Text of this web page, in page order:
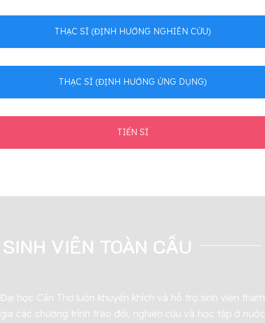
THẠC SĨ (ĐỊNH HƯỚNG NGHIÊN CỨU)
THẠC SĨ (ĐỊNH HƯỚNG ỨNG DỤNG)
TIẾN SĨ
SINH VIÊN TOÀN CẦU
Đại học Cần Thơ luôn khuyến khích và hỗ trợ sinh viên tham
gia các chương trình trao đổi, nghiên cứu và học tập ở nước